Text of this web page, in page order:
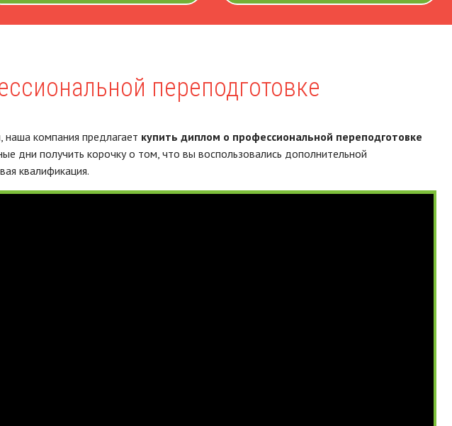
переподготовке
компания предлагает купить диплом о профессиональной переподготовке
дни получить корочку о том, что вы воспользовались дополнительной
квалификация.